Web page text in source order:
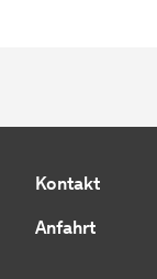
Kontakt
Anfahrt